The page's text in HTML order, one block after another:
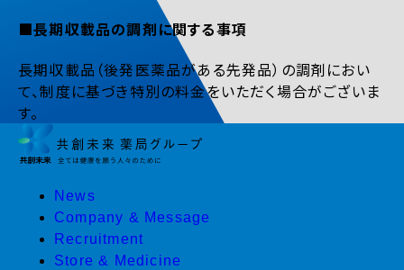
■長期収載品の調剤に関する事項
長期収載品（後発医薬品がある先発品）の調剤におい
て、制度に基づき特別の料金をいただく場合がございま
す。
News
Company & Message
Recruitment
Store & Medicine